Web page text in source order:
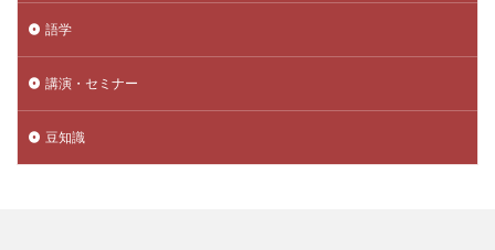
語学
講演・セミナー
豆知識